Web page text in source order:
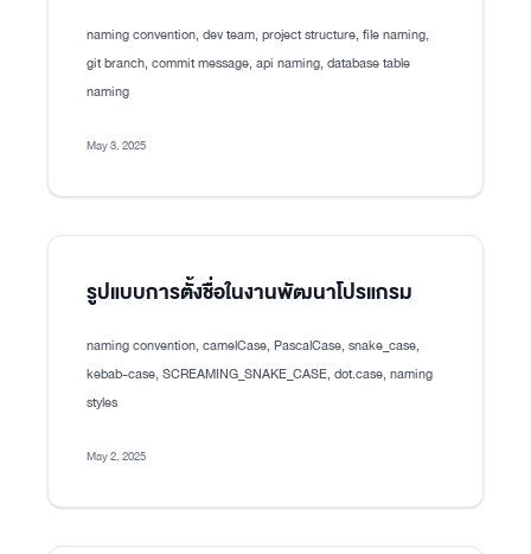
naming convention, dev team, project structure, file naming,
git branch, commit message, api naming, database table
naming
May 3, 2025
รูปแบบการตั้งชื่อในงานพัฒนาโปรแกรม
naming convention, camelCase, PascalCase, snake_case,
kebab-case, SCREAMING_SNAKE_CASE, dot.case, naming
styles
May 2, 2025